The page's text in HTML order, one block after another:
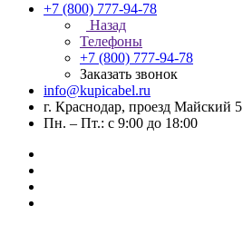
+7 (800) 777-94-78
Назад
Телефоны
+7 (800) 777-94-78
Заказать звонок
info@kupicabel.ru
г. Краснодар, проезд Майский 5
Пн. – Пт.: с 9:00 до 18:00